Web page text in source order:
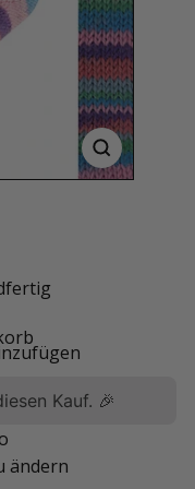
Kauf. 🎉
ändern